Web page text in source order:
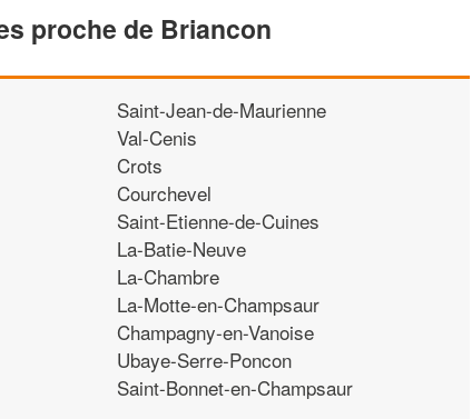
proche de Briancon
Saint-Jean-de-Maurienne
Val-Cenis
Crots
Courchevel
Saint-Etienne-de-Cuines
La-Batie-Neuve
La-Chambre
La-Motte-en-Champsaur
Champagny-en-Vanoise
Ubaye-Serre-Poncon
Saint-Bonnet-en-Champsaur